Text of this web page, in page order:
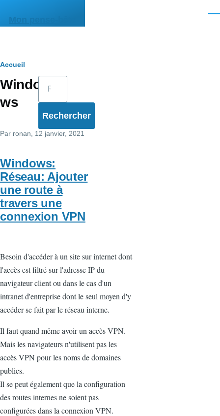
Mon pense-bête
Fil
d'Ariane
Accueil
Windo
ws
Par ronan , 12 janvier, 2021
Windows:
Réseau: Ajouter
une route à
travers une
connexion VPN
Besoin d'accéder à un site sur internet dont
l'accès est filtré sur l'adresse IP du
navigateur client ou dans le cas d'un
intranet d'entreprise dont le seul moyen d'y
accéder se fait par le réseau interne.
Il faut quand même avoir un accès VPN.
Mais les navigateurs n'utilisent pas les
accès VPN pour les noms de domaines
publics.
Il se peut également que la configuration
des routes internes ne soient pas
configurées dans la connexion VPN.
Rechercher